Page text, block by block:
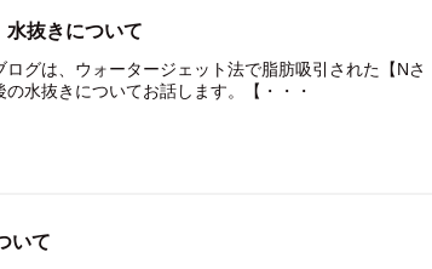
水抜きについて
ログは、ウォータージェット法で脂肪吸引された【Nさ
水抜きについてお話します。【・・・
いて